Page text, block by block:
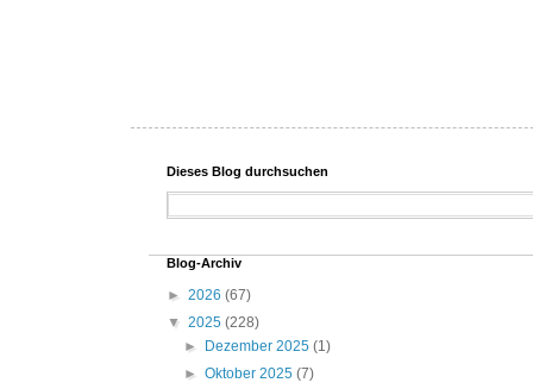
Dieses Blog durchsuchen
Blog-Archiv
► 2026 (67)
▼ 2025 (228)
►
Dezember 2025(1)
►Oktober 2025(7)